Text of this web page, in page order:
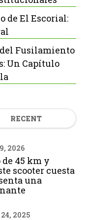
de El Escorial:
Fusilamiento
Un Capítulo
RECENT
2026
de 45 km y
scooter cuesta
una
2025